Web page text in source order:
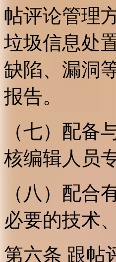
帖评论管理
垃圾信息处
缺陷、漏洞
报告。
（七）配备
核编辑人员
（八）配合
必要的技术
第六条 跟帖